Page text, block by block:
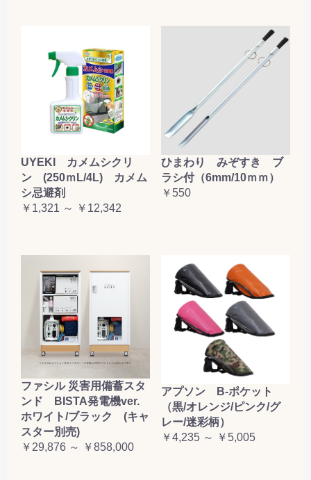
UYEKI カメムシクリ
ン (250ｍL/4L) カメム
シ忌避剤
￥1,321 ～ ￥12,342
ひまわり みぞすき ブ
ラシ付（6mm/10ｍｍ）
￥550
ファシル 災害用備蓄スタ
ンド BISTA発電機ver.
ホワイト/ブラック (キャ
スター別売)
￥29,876 ～ ￥858,000
アプソン B-ポケット
（黒/オレンジ/ピンク/グ
レー/迷彩柄）
￥4,235 ～ ￥5,005